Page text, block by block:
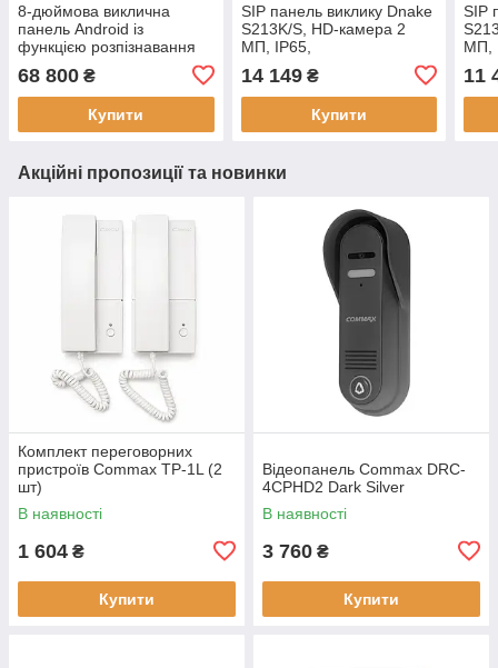
8-дюймова виклична
панель Android із
функцією розпізнавання
обличчя Dnake S617, IP65,
2 МП камери
68 800 ₴
Купити
SIP панель виклику Dnake
S213K/S, HD-камера 2
МП, IP65,
накладний монтаж
14 149₴
Купити
SIP
МП,
11
Акційні пропозиції та новинки
Комплект переговорних
пристроїв Commax TP-1L (2
шт)
В наявності
1 604 ₴
Купити
Відеопанель Commax DRC-
4CPHD2 Dark Silver
В наявності
3 760 ₴
Купити